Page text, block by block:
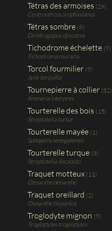
Tétras des armoises (26)
Centrocercus urophasianus
Tétras sombre (8)
Dendragapus obscurus
Tichodrome échelette (9)
Tichodroma muraria
Torcol fourmilier (9)
Jynx torquilla
Tournepierre à collier (32)
Arenaria interpres
Tourterelle des bois (15)
Streptotelia turtur
Tourterelle mayée (1)
Spilopelia senegalensis
Tourterelle turque (3)
Streptotelia decaocto
Traquet motteux (11)
Oenanthe oenanthe
Traquet oreillard (2)
Oenanthe hispanica
Troglodyte mignon (9)
Troglodytes troglodytes